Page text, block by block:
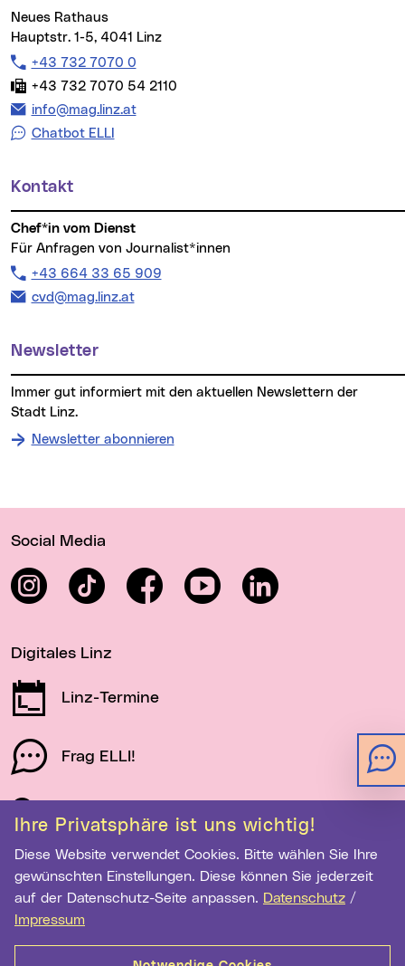
Ihre Privatsphäre ist uns wichtig!
Diese Website verwendet Cookies. Bitte wählen Sie Ihre
gewünschten Einstellungen. Diese können Sie jederzeit
auf der Datenschutz-Seite anpassen. Datenschutz /
Impressum
Neues Rathaus
Hauptstr. 1-5, 4041 Linz
Telefon:
+43 732 7070 0
Fax:
+43 732 7070 54 2110
E-Mail Adresse:
info@mag.linz.at
Chatbot ELLI
Kontakt
Chef*in vom Dienst
Für Anfragen von Journalist*innen
Telefon:
+43 664 33 65 909
E-Mail Adresse:
cvd@mag.linz.at
Newsletter
Stadt Linz.
Newsletter abonnieren
Social Media
InstagramTikTok FacebookYouTube LinkedIn
Digitales Linz
Linz-Termine
Frag ELLI!
Schau auf Linz
Newsletter-Anmeldung
E-Mail-Adresse eingeben